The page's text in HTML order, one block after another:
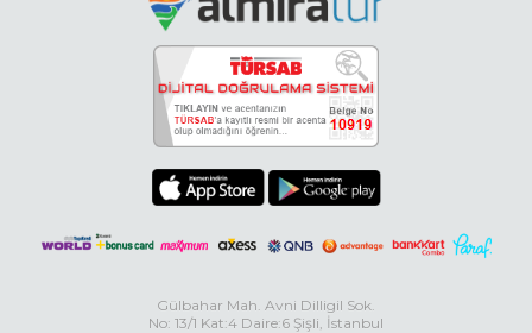
Gülbahar Mah. Avni Dilligil Sok.
No: 13/1 Kat:4 Daire:6 Şişli, İstanbul